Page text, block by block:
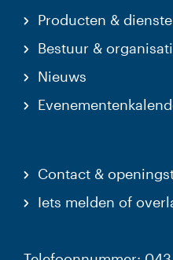
Producten &
Bestuur &
Nieuws
Contact &
Iets melden of